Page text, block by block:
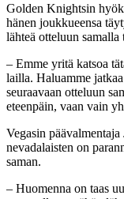
Golden Knightsin
hänen joukkueensa
lähteä otteluun
– Emme yritä katsoa
lailla. Haluamme
seuraavaan otteluun
eteenpäin, vaan vain
Vegasin
nevadalaisten on
saman.
– Huomenna on taas